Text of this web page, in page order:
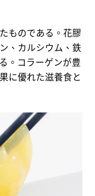
ものである。花膠
、カルシウム、鉄
。コラーゲンが豊
に優れた滋養食と